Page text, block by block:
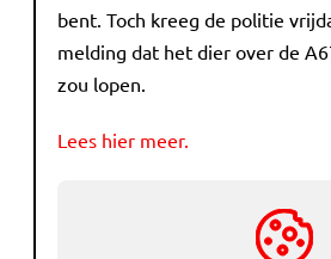
bent. Toch kreeg de politie
melding dat het dier over de
zou lopen.
Lees hier meer.